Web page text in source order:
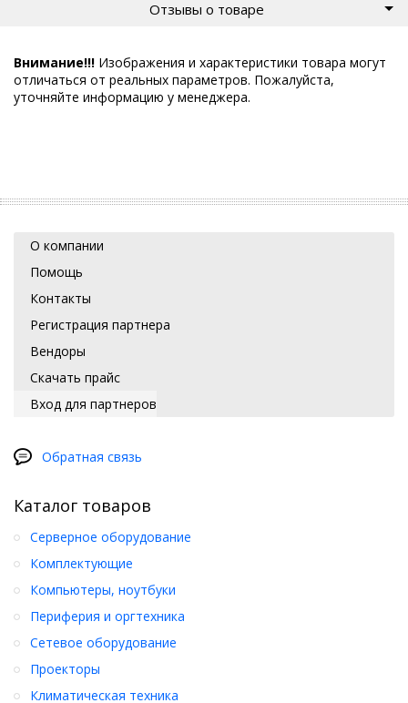
Отзывы о товаре
Внимание!!! Изображения и характеристики товара могут
отличаться от реальных параметров. Пожалуйста,
уточняйте информацию у менеджера.
О компании
Помощь
Контакты
Регистрация партнера
Вендоры
Скачать прайс
Вход для партнеров
Обратная связь
Каталог товаров
Серверное оборудование
Комплектующие
Компьютеры, ноутбуки
Периферия и оргтехника
Сетевое оборудование
Проекторы
Климатическая техника